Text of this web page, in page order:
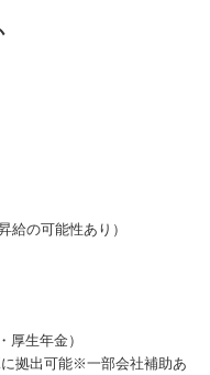
給の可能性あり）
厚生年金）
拠出可能※一部会社補助あ